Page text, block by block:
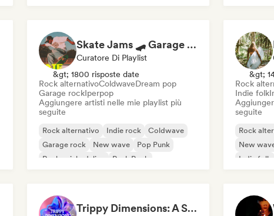
Skate Jams 🛹 Garage Rock, Surf Rock & Neo-Psych
Curatore Di Playlist
&gt; 1800 risposte date
Rock alternativoColdwaveDream pop
Garage rockIperpop
Aggiungere artisti nelle mie playlist più
seguite
Rock alternativo Indie rock
Coldwave
Garage rock
New wave
Pop Punk
Rock psichedelico
Punk Rock
&gt;
Rock
Indie folk
seguite
Rock
New
Indie folk
Trippy Dimensions: A Sonic Voyage